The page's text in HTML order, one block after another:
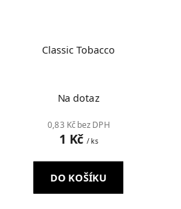
Classic Tobacco
Na dotaz
0,83 Kč bez DPH
1 Kč / ks
DO KOŠÍKU